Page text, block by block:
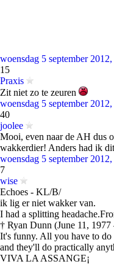
woensdag 5 september
15
Praxis
Zit niet zo te zeuren
woensdag 5 september
40
joolee
Mooi, even naar de AH dus
wakkerdier! Anders had ik
woensdag 5 september
7
wise
Echoes - KL/B/
ik lig er niet wakker van.
I had a splitting
† Ryan Dunn (June 11, 1977
It's funny. All you have to do
and they'll do practically
VIVA LA ASSANGE¡